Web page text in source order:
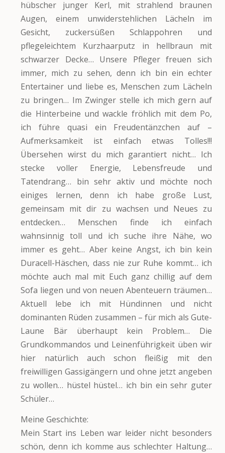
hübscher junger Kerl, mit strahlend braunen
Augen, einem unwiderstehlichen Lächeln im
Gesicht, zuckersüßen Schlappohren und
pflegeleichtem Kurzhaarputz in hellbraun mit
schwarzer Decke… Unsere Pfleger freuen sich
immer, mich zu sehen, denn ich bin ein echter
Entertainer und liebe es, Menschen zum Lächeln
zu bringen… Im Zwinger stelle ich mich gern auf
die Hinterbeine und wackle fröhlich mit dem Po,
ich führe quasi ein Freudentänzchen auf –
Aufmerksamkeit ist einfach etwas Tolles!!!
Übersehen wirst du mich garantiert nicht… Ich
stecke voller Energie, Lebensfreude und
Tatendrang… bin sehr aktiv und möchte noch
einiges lernen, denn ich habe große Lust,
gemeinsam mit dir zu wachsen und Neues zu
entdecken… Menschen finde ich einfach
wahnsinnig toll und ich suche ihre Nähe, wo
immer es geht… Aber keine Angst, ich bin kein
Duracell-Häschen, dass nie zur Ruhe kommt… ich
möchte auch mal mit Euch ganz chillig auf dem
Sofa liegen und von neuen Abenteuern träumen…
Aktuell lebe ich mit Hündinnen und nicht
dominanten Rüden zusammen – für mich als Gute-
Laune Bär überhaupt kein Problem… Die
Grundkommandos und Leinenführigkeit üben wir
hier natürlich auch schon fleißig mit den
freiwilligen Gassigängern und ohne jetzt angeben
zu wollen… hüstel hüstel… ich bin ein sehr guter
Schüler…
Meine Geschichte:
Mein Start ins Leben war leider nicht besonders
schön, denn ich komme aus schlechter Haltung…